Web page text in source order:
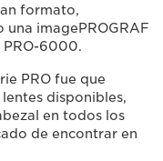
formato,
imagePROGRAF
PRO-6000.
PRO fue que
disponibles,
en todos los
de encontrar en